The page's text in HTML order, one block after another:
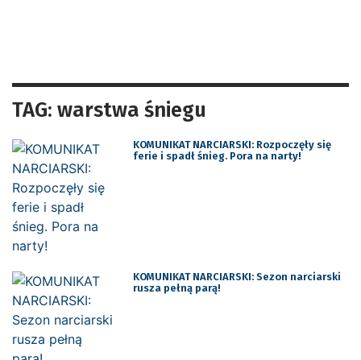
TAG: warstwa śniegu
KOMUNIKAT NARCIARSKI: Rozpoczęły się
ferie i spadł śnieg. Pora na narty!
KOMUNIKAT NARCIARSKI: Sezon narciarski
rusza pełną parą!